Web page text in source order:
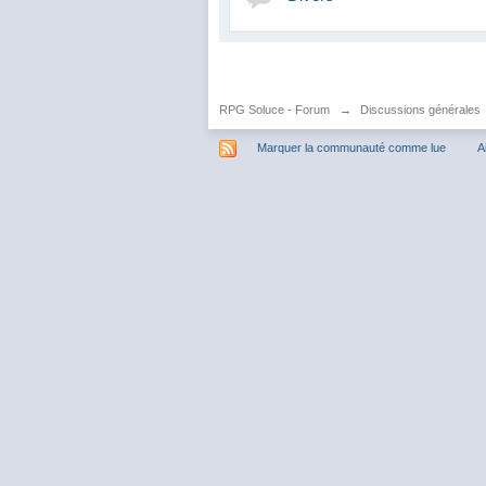
RPG Soluce - Forum → Discussions générales
Marquer la communauté comme lue